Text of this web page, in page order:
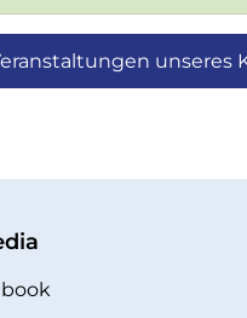
unseres